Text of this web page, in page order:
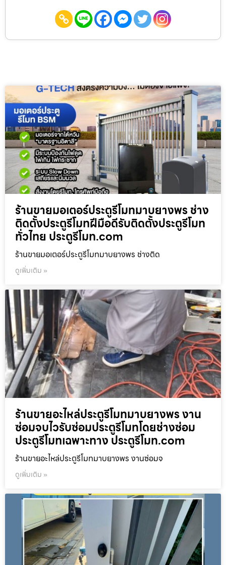
ร้านขายมอเตอร์ประตูรีโมทมาบยางพร ช่าง
ติดตั้งประตูรีโมทฝีมือดีรับติดตั้งประตูรีโมท
ทั่วไทย ประตูรีโมท.com
ร้านขายมอเตอร์ประตูรีโมทมาบยางพร ช่างติด
ดูเพิ่มเติม »
ร้านขายอะไหล่ประตูรีโมทมาบยางพร งาน
ซ่อมจบไวรับซ่อมประตูรีโมทโดยช่างซ่อม
ประตูรีโมทเฉพาะทาง ประตูรีโมท.com
ร้านขายอะไหล่ประตูรีโมทมาบยางพร งานซ่อมจ
ดูเพิ่มเติม »